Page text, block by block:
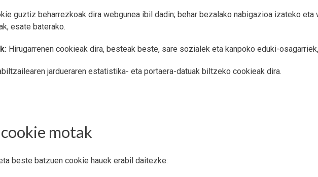
guztiz beharrezkoak dira webgunea ibil dadin; behar bezalako nabigazioa izateko
esate baterako.
Hirugarrenen cookieak dira, besteak beste, sare sozialek eta kanpoko eduki-
jardueraren estatistika- eta portaera-datuak biltzeko cookieak dira.
motak
beste batzuen cookie hauek erabil daitezke: